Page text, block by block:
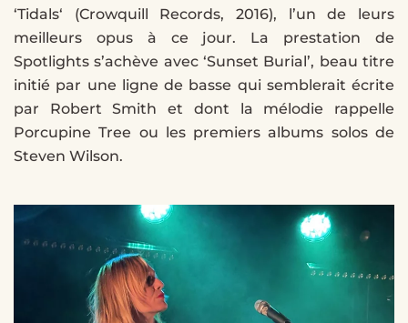
‘Tidals‘ (Crowquill Records, 2016), l’un de leurs
meilleurs opus à ce jour. La prestation de
Spotlights s’achève avec ‘Sunset Burial’, beau titre
initié par une ligne de basse qui semblerait écrite
par Robert Smith et dont la mélodie rappelle
Porcupine Tree ou les premiers albums solos de
Steven Wilson.